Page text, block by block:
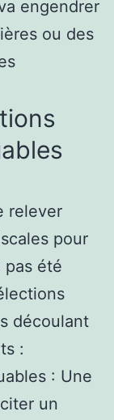
engendrer
ou des
relever
pour
pas été
découlant
:
: Une
un